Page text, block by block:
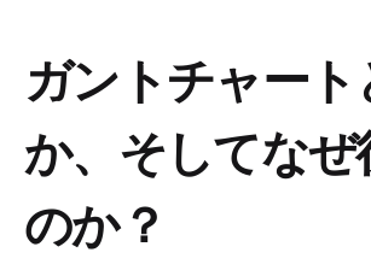
ガントチャー
か、そしてなぜ
のか？